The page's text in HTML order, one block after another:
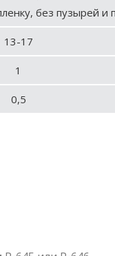
без пузырей и
13-17
1
0,5